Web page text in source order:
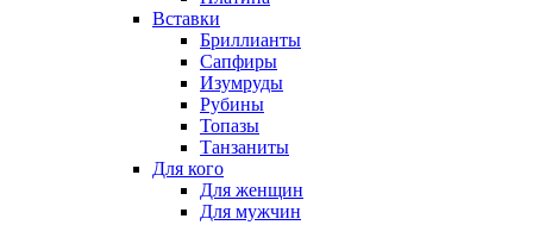
Вставки
Бриллианты
Сапфиры
Изумруды
Рубины
Топазы
Танзаниты
Для кого
Для женщин
Для мужчин